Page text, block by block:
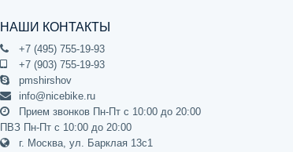
НАШИ КОНТАКТЫ
+7 (495) 755-19-93
+7 (903) 755-19-93
pmshirshov
info@nicebike.ru
Прием звонков Пн-Пт с 10:00 до 20:00
ПВЗ Пн-Пт с 10:00 до 20:00
г. Москва, ул. Барклая 13с1